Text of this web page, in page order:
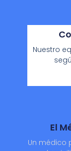
Nuestro
El
Un médico